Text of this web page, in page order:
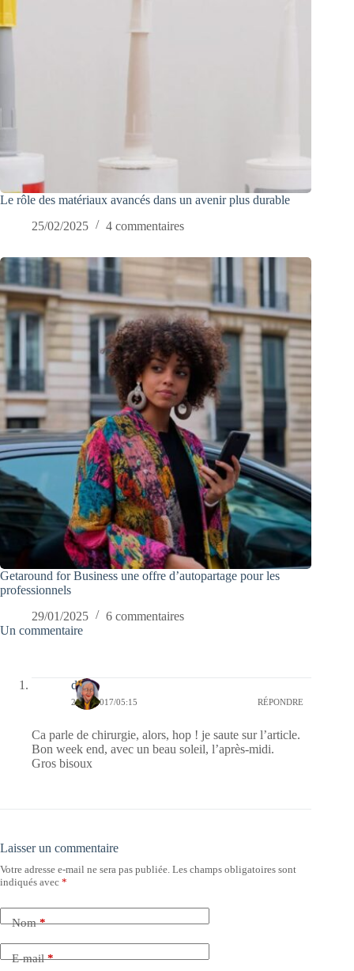
Le rôle des matériaux avancés dans un avenir plus durable
25/02/2025
4 commentaires
Getaround for Business une offre d’autopartage pour les
professionnels
29/01/2025
6 commentaires
Un commentaire
dom
25/02/2017/05:15 RÉPONDRE
Ca parle de chirurgie, alors, hop ! je saute sur l’article.
Bon week end, avec un beau soleil, l’après-midi.
Gros bisoux
Laisser un commentaire
Votre adresse e-mail ne sera pas publiée. Les champs obligatoires sont
indiqués avec *
Nom*
E-mail*